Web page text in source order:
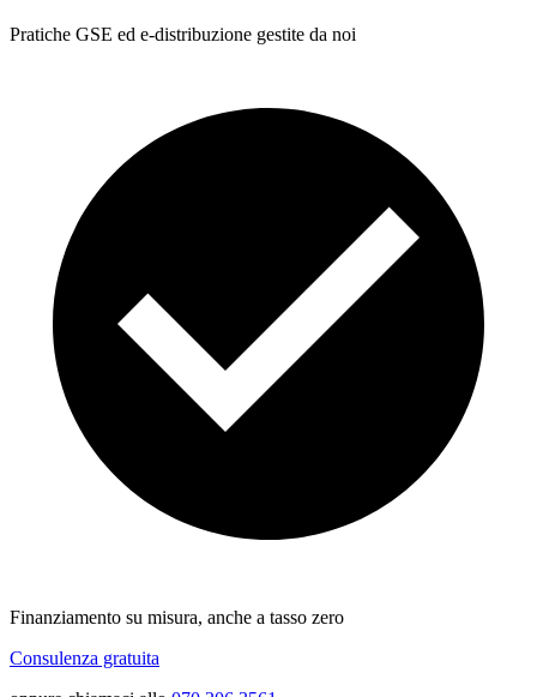
Pratiche GSE ed e-distribuzione gestite da noi
Finanziamento su misura, anche a tasso zero
Consulenza gratuita